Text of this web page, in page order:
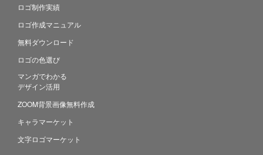
ロゴ制作実績
ロゴ作成マニュアル
無料ダウンロード
ロゴの色選び
マンガでわかる
デザイン活用
ZOOM背景画像無料作成
キャラマーケット
文字ロゴマーケット